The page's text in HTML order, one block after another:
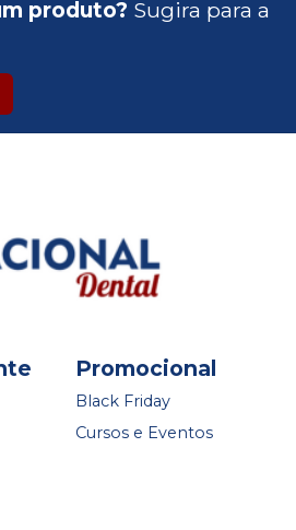
produto? Sugira para a
Promocional
Black Friday
Cursos e Eventos